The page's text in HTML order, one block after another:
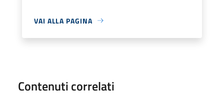
VAI ALLA PAGINA
Contenuti correlati